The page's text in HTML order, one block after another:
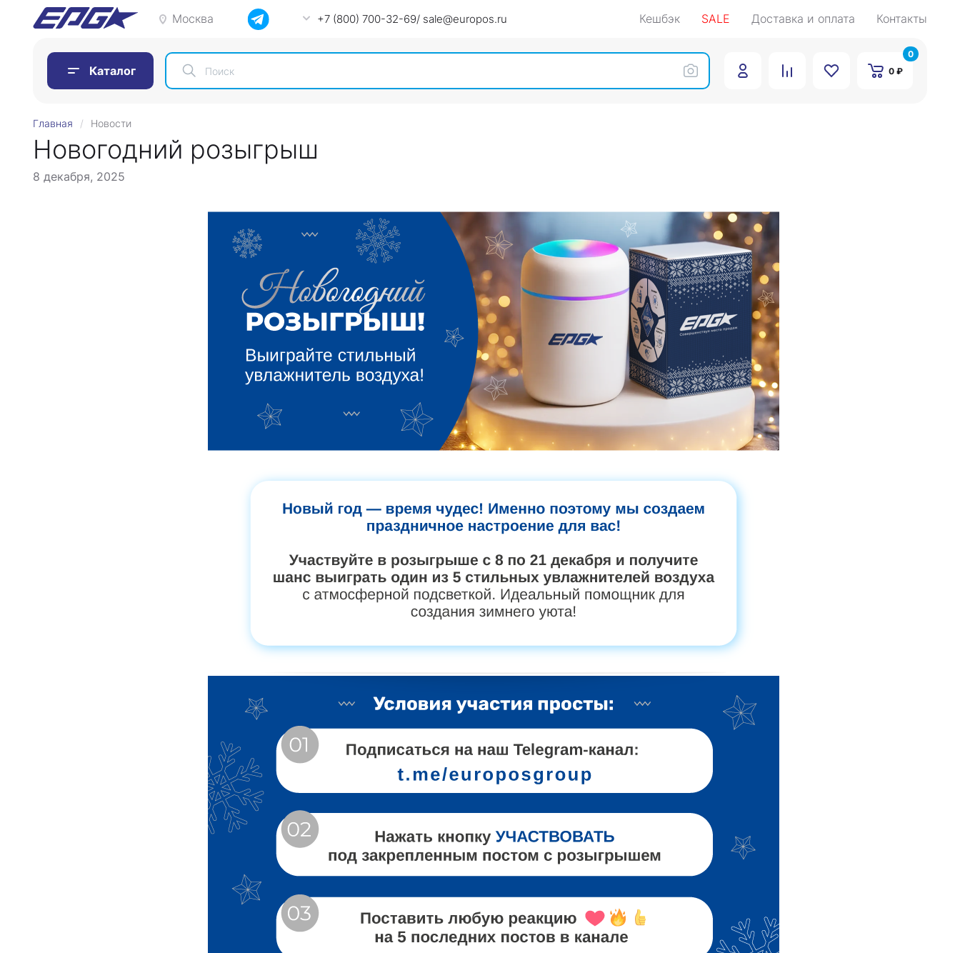
Москва +7 (800) 700-32-69/ sale@europos.ru Кешбэк SALE Доставка и оплата Контакты
Каталог 0 ₽
0
Главная Новости
Новогодний розыгрыш
8 декабря, 2025